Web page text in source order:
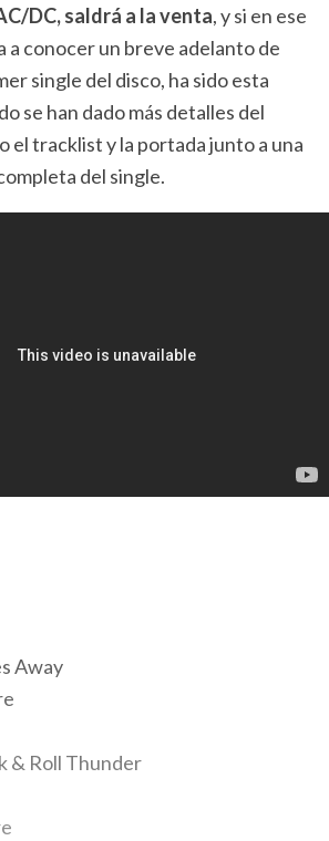
DC, saldrá a la venta, y si en ese
a conocer un breve adelanto de
single del disco, ha sido esta
se han dado más detalles del
el tracklist y la portada junto a una
del single.
Away
& Roll Thunder